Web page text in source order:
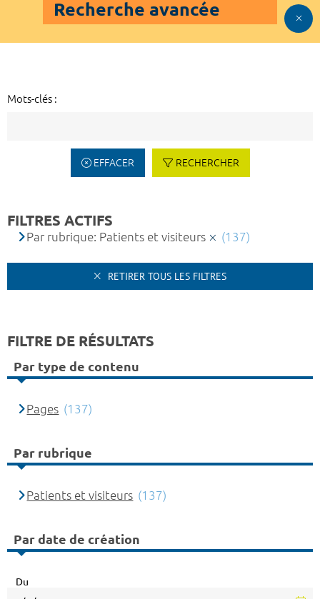
Recherche avancée
Mots-clés :
EFFACER RECHERCHER
FILTRES ACTIFS
Par rubrique: Patients et visiteurs (137)
RETIRER TOUS LES FILTRES
FILTRE DE RÉSULTATS
Par type de contenu
Pages (137)
Par rubrique
Patients et visiteurs (137)
Par date de création
Du